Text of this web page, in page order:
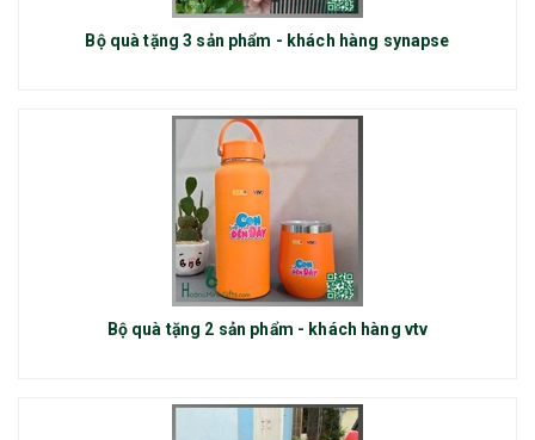
Bộ quà tặng 3 sản phẩm - khách hàng synapse
Bộ quà tặng 2 sản phẩm - khách hàng vtv